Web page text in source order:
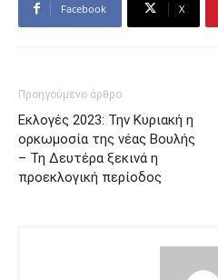
Facebook X
Προηγούμενο άρθρο
Εκλογές 2023: Την Κυριακή η
ορκωμοσία της νέας Βουλής
– Τη Δευτέρα ξεκινά η
προεκλογική περίοδος